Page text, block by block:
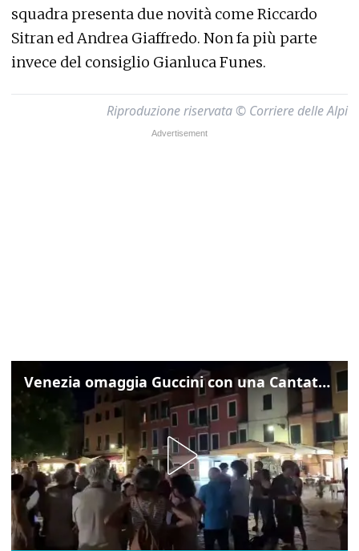
squadra presenta due novità come Riccardo
Sitran ed Andrea Giaffredo. Non fa più parte
invece del consiglio Gianluca Funes.
Riproduzione riservata © Corriere delle Alpi
Venezia omaggia Guccini con una Cantata Anarchica in campo Santa Margherita